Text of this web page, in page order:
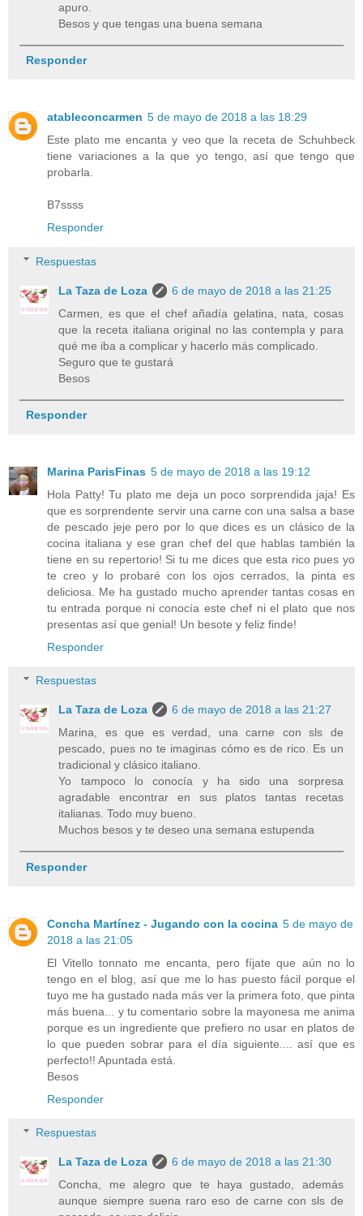
apuro.
Besos y que tengas una buena semana
Responder
atableconcarmen 5 de mayo de 2018 a las 18:29
Este plato me encanta y veo que la receta de Schuhbeck
tiene variaciones a la que yo tengo, así que tengo que
probarla.
B7ssss
Responder
Respuestas
La Taza de Loza
6 de mayo de 2018 a las 21:25
Carmen, es que el chef añadía gelatina, nata, cosas
que la receta italiana original no las contempla y para
qué me iba a complicar y hacerlo más complicado.
Seguro que te gustará
Besos
Responder
Marina ParisFinas 5 de mayo de 2018 a las 19:12
Hola Patty! Tu plato me deja un poco sorprendida jaja! Es
que es sorprendente servir una carne con una salsa a base
de pescado jeje pero por lo que dices es un clásico de la
cocina italiana y ese gran chef del que hablas también la
tiene en su repertorio! Si tu me dices que esta rico pues yo
te creo y lo probaré con los ojos cerrados, la pinta es
deliciosa. Me ha gustado mucho aprender tantas cosas en
tu entrada porque ni conocía este chef ni el plato que nos
presentas así que genial! Un besote y feliz finde!
Responder
Respuestas
La Taza de Loza
6 de mayo de 2018 a las 21:27
Marina, es que es verdad, una carne con sls de
pescado, pues no te imaginas cómo es de rico. Es un
tradicional y clásico italiano.
Yo tampoco lo conocía y ha sido una sorpresa
agradable encontrar en sus platos tantas recetas
italianas. Todo muy bueno.
Muchos besos y te deseo una semana estupenda
Responder
Concha Martínez - Jugando con la cocina 5 de mayo de
2018 a las 21:05
El Vitello tonnato me encanta, pero fíjate que aún no lo
tengo en el blog, así que me lo has puesto fácil porque el
tuyo me ha gustado nada más ver la primera foto, que pinta
más buena... y tu comentario sobre la mayonesa me anima
porque es un ingrediente que prefiero no usar en platos de
lo que pueden sobrar para el día siguiente.... así que es
perfecto!! Apuntada está.
Besos
Responder
Respuestas
La Taza de Loza
6 de mayo de 2018 a las 21:30
Concha, me alegro que te haya gustado, además
aunque siempre suena raro eso de carne con sls de